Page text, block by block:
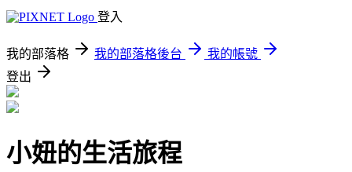
登入
我的部落格 我的部落格後台
我的帳號
登出
小妞的生活旅程